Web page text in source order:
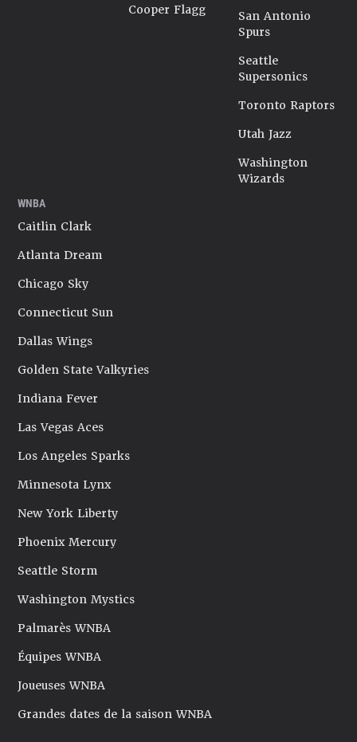
Cooper Flagg
San Antonio
Spurs
Seattle
Supersonics
Toronto Raptors
Utah Jazz
Washington
Wizards
WNBA
Caitlin Clark
Atlanta Dream
Chicago Sky
Connecticut Sun
Dallas Wings
Golden State Valkyries
Indiana Fever
Las Vegas Aces
Los Angeles Sparks
Minnesota Lynx
New York Liberty
Phoenix Mercury
Seattle Storm
Washington Mystics
Palmarès WNBA
Équipes WNBA
Joueuses WNBA
Grandes dates de la saison WNBA